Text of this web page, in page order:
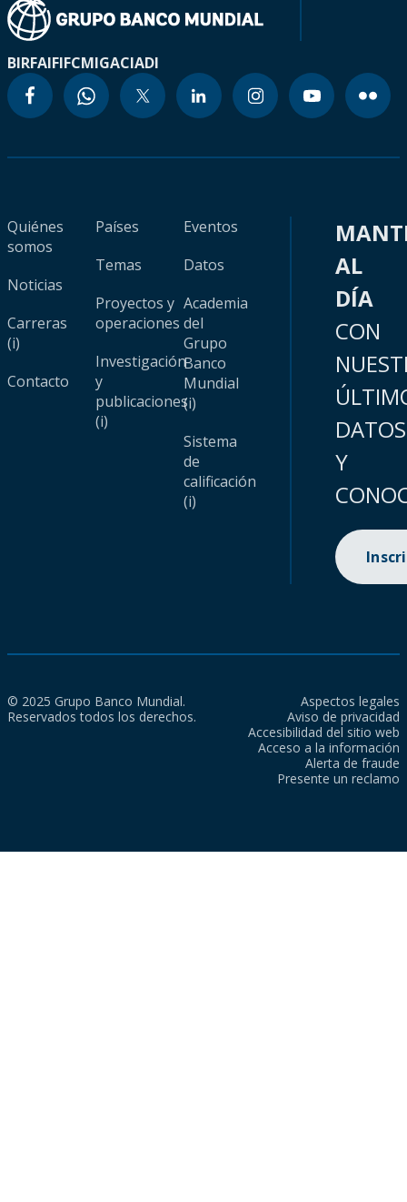
BIRFAIFIFCMIGACIADI
Quiénes
somos
Noticias
Carreras
(i)
Contacto
Países
Temas
Proyectos y
operaciones
Investigación
y
publicaciones
(i)
Eventos
Datos
Academia
del
Grupo
Banco
Mundial
(i)
Sistema
de
calificación
(i)
AL
DÍA
CON
DATOS
Y
© 2025 Grupo Banco Mundial.
Reservados todos los derechos.
Aspectos legales
Aviso de privacidad
Accesibilidad del sitio web
Acceso a la información
Alerta de fraude
Presente un reclamo